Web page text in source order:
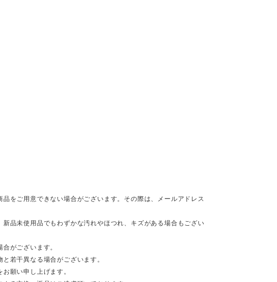
をご用意できない場合がございます。その際は、メールアドレス
品未使用品でもわずかな汚れやほつれ、キズがある場合もござい
がございます。
若干異なる場合がございます。
願い申し上げます。